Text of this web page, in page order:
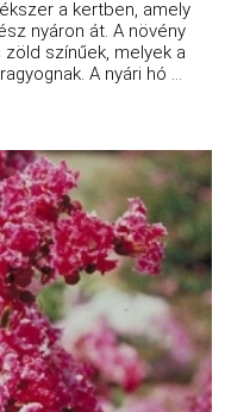
a kertben, amely
nyáron át. A növény
színűek, melyek a
A nyári hó ...